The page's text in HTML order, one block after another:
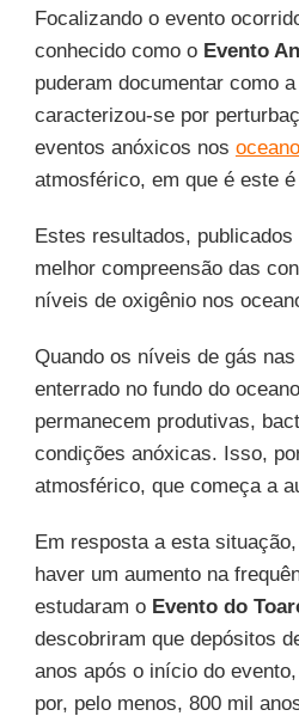
Focalizando o evento
conhecido como o Evento
puderam documentar como
caracterizou-se por
eventos anóxicos nos
atmosférico, em que é este
Estes resultados,
melhor compreensão das
níveis de oxigênio nos
Quando os níveis de gás
enterrado no fundo do
permanecem produtivas,
condições anóxicas. Isso,
atmosférico, que começa a
Em resposta a esta situação,
haver um aumento na
estudaram o Evento do
descobriram que depósitos
anos após o início do
por, pelo menos, 800 mil